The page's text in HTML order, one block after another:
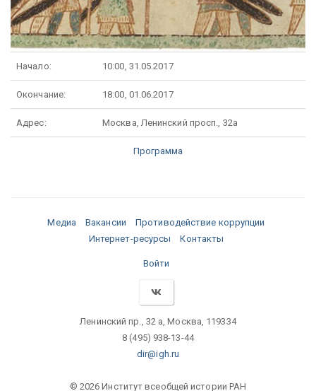
Начало: 10:00, 31.05.2017
Окончание: 18:00, 01.06.2017
Адрес: Москва, Ленинский просп., 32а
Программа
Медиа Вакансии
Противодействие коррупции
Интернет-ресурсы
Контакты
Войти
Ленинский пр., 32 а, Москва, 119334
8 (495) 938-13-44
dir@igh.ru
© 2026 Институт всеобщей истории РАН